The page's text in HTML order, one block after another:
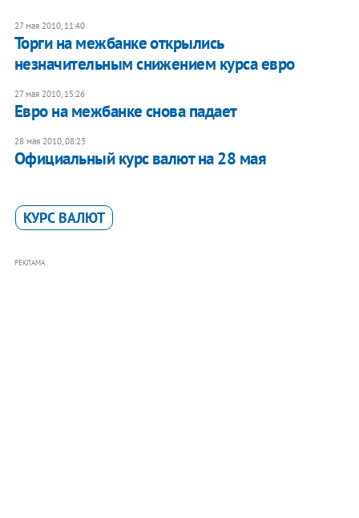
27 мая 2010, 11:40
Торги на межбанке открылись
незначительным снижением курса евро
27 мая 2010, 15:26
Евро на межбанке снова падает
28 мая 2010, 08:23
Официальный курс валют на 28 мая
КУРС ВАЛЮТ
РЕКЛАМА